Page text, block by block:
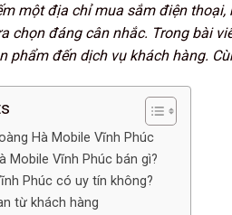
một địa chỉ mua sắm điện
chọn đáng cân nhắc. Trong bài
phẩm đến dịch vụ khách hàng.
Hà Mobile Vĩnh Phúc
Mobile Vĩnh Phúc bán gì?
Phúc có uy tín không?
từ khách hàng